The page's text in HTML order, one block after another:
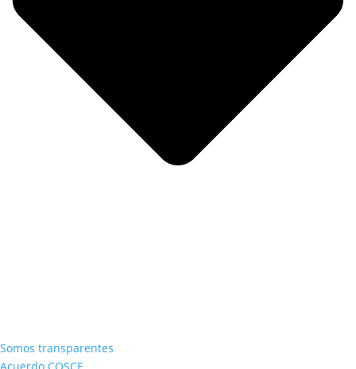
Somos transparentes